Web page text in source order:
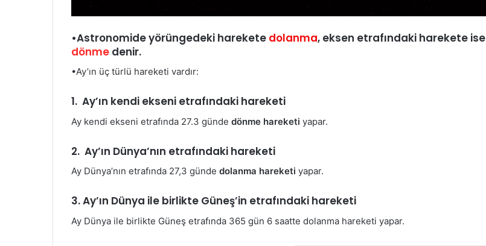
•Astronomide yörüngedeki harekete dolanma, eksen etrafındaki harekete ise
dönme denir.
•Ay’ın üç türlü hareketi vardır:
1. Ay’ın kendi ekseni etrafındaki hareketi
Ay kendi ekseni etrafında 27.3 günde dönme hareketi yapar.
2. Ay’ın Dünya’nın etrafındaki hareketi
Ay Dünya’nın etrafında 27,3 günde dolanma hareketi yapar.
3. Ay’ın Dünya ile birlikte Güneş’in etrafındaki hareketi
Ay Dünya ile birlikte Güneş etrafında 365 gün 6 saatte do­lanma hareketi yapar.